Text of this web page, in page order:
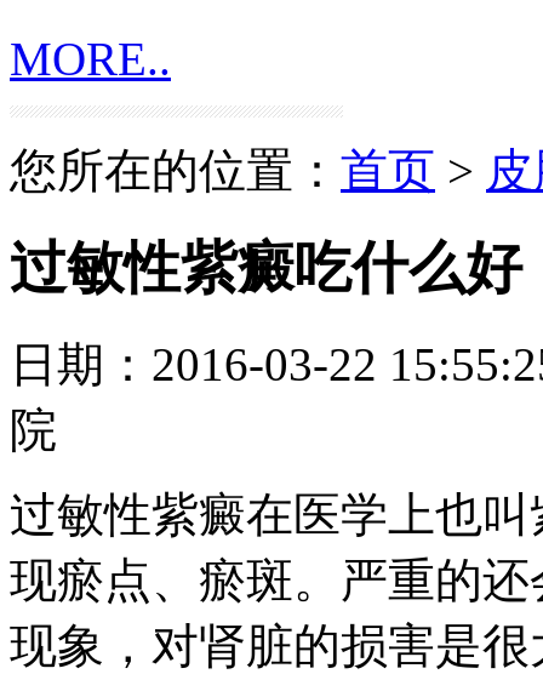
MORE..
您所在的位置： 首页 >
过敏性紫癜吃什么好
日期：2016-03-22
院
过敏性紫癜在医学上也
现瘀点、瘀斑。严重的
现象，对肾脏的损害是